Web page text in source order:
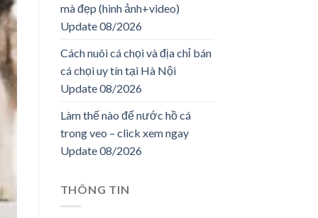
mà đẹp (hình ảnh+video)
Update 08/2026
Cách nuôi cá chọi và địa chỉ bán
cá chọi uy tín tại Hà Nội
Update 08/2026
Làm thế nào để nước hồ cá
trong veo – click xem ngay
Update 08/2026
THÔNG TIN